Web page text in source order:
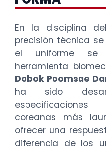
En la disciplina
precisión técnica
el uniforme se
herramienta
Dobok Poomsae
ha sido
coreanas más
ofrecer una
diferencia de los